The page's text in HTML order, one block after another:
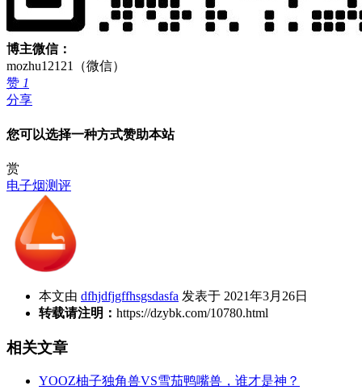
博主微信：
mozhu12121（微信）
赞 1
分享
您可以选择一种方式赞助本站
赏
电子烟测评
本文由 dfhjdfjgffhsgsdasfa 发表于 2021年3月26日
转载请注明： https://dzybk.com/10780.html
相关文章
YOOZ柚子独角兽VS雪茄鸭嘴兽，谁才是神？